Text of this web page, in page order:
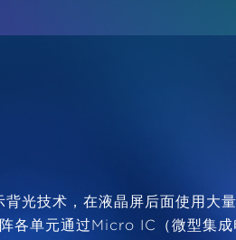
光技术，在液晶屏后面使用大
各单元通过Micro IC（微型集成